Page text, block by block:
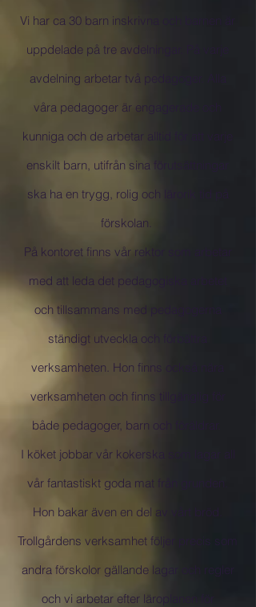
Vi har ca 30 barn inskrivna och barnen är
uppdelade på tre avdelningar. På varje
avdelning arbetar två pedagoger. Alla
våra pedagoger är engagerade och
kunniga och de arbetar alltid för att varje
enskilt barn, utifrån sina förutsättningar
ska ha en trygg, rolig och lärorik tid på
förskolan.
På kontoret finns vår rektor som arbetar
med att leda det pedagogiska arbetet
och tillsammans med pedagogerna
ständigt utveckla och förbättra
verksamheten. Hon finns också nära
verksamheten och finns tillgänglig för
både pedagoger, barn och föräldrar.
I köket jobbar vår kokerska som lagar all
vår fantastiskt goda mat från grunden.
Hon bakar även en del av vårt bröd.
Trollgårdens verksamhet följer precis som
andra förskolor gällande lagar och regler
och vi arbetar efter läroplanen för